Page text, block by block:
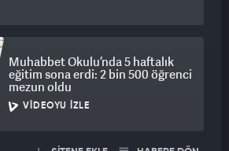
Muhabbet Okulu’nda 5 haftalık
eğitim sona erdi: 2 bin 500 öğrenci
mezun oldu
VIDEOYU İZLE